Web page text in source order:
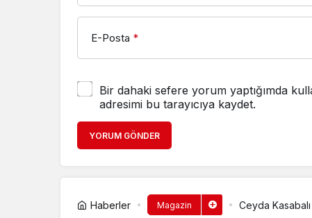
E-Posta *
Bir dahaki sefere yorum yaptığımda
adresimi bu tarayıcıya kaydet.
YORUM GÖNDER
Haberler Magazin
Ceyda